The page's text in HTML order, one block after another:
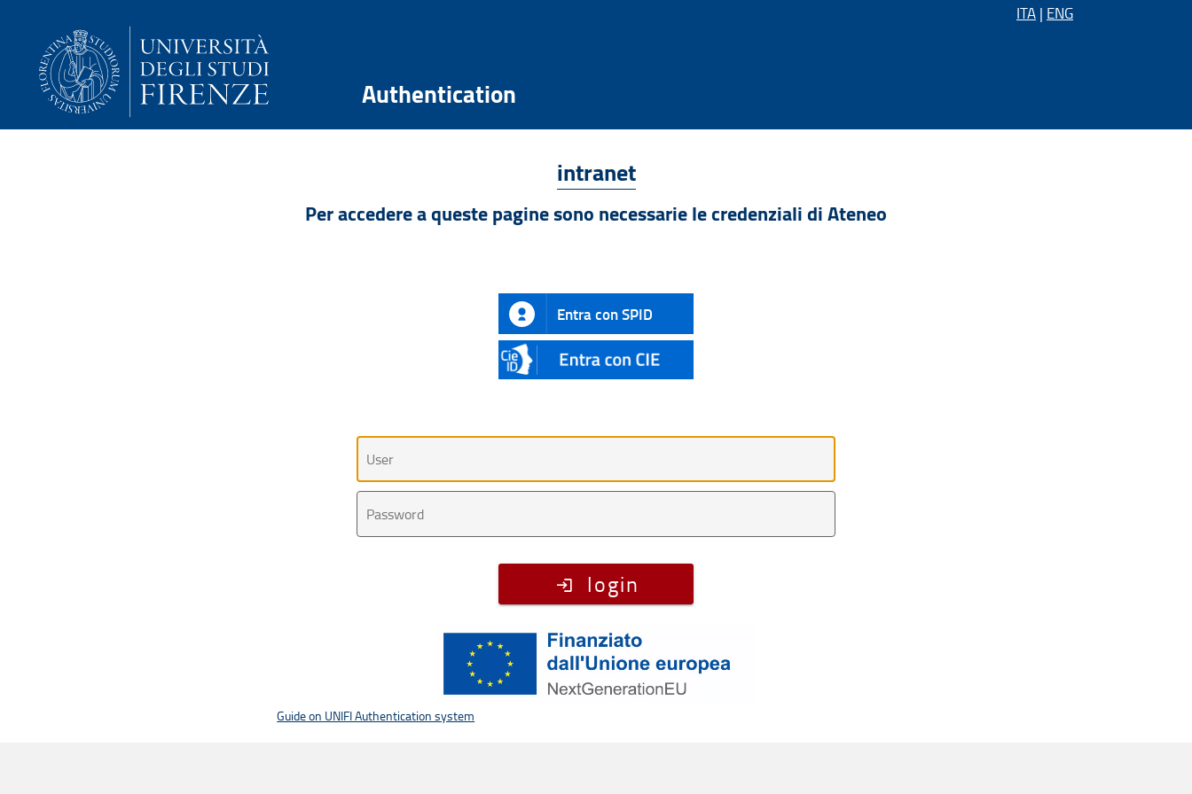
ITA | ENG
Authentication
intranet
Per accedere a queste pagine sono necessarie le credenziali di Ateneo
Entra con SPID
CIE
ID
Utente
Password
login
Guide on UNIFI Authentication system